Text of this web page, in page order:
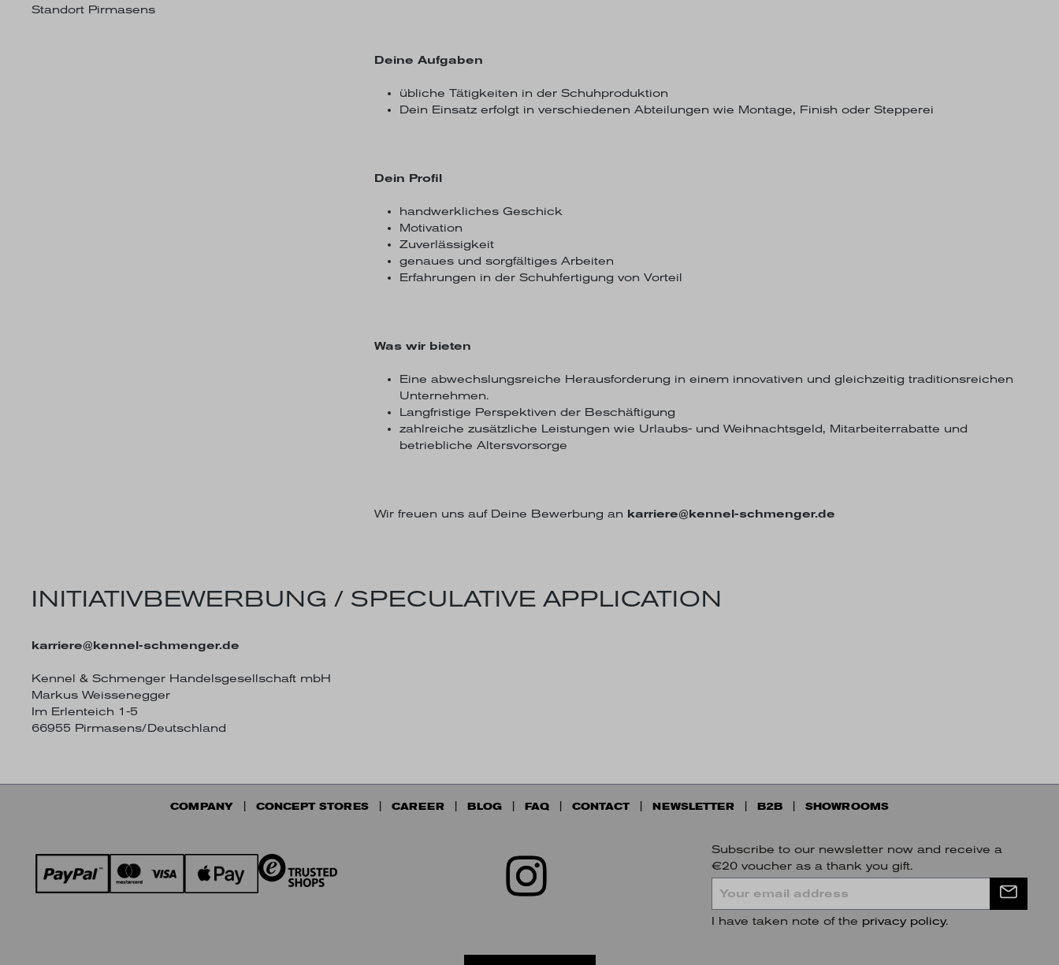
Standort Pirmasens
Deine Aufgaben
übliche Tätigkeiten in der Schuhproduktion
Dein Einsatz erfolgt in verschiedenen Abteilungen wie Montage, Finish oder Stepperei
Dein Profil
handwerkliches Geschick
Motivation
Zuverlässigkeit
genaues und sorgfältiges Arbeiten
Erfahrungen in der Schuhfertigung von Vorteil
Was wir bieten
Eine abwechslungsreiche Herausforderung in einem innovativen und gleichzeitig traditionsreichen
Unternehmen.
Langfristige Perspektiven der Beschäftigung
zahlreiche zusätzliche Leistungen wie Urlaubs- und Weihnachtsgeld, Mitarbeiterrabatte und
betriebliche Altersvorsorge
Wir freuen uns auf Deine Bewerbung an karriere@kennel-schmenger.de
INITIATIVBEWERBUNG / SPECULATIVE APPLICATION
karriere@kennel-schmenger.de
Kennel & Schmenger Handelsgesellschaft mbH
Markus Weissenegger
Im Erlenteich 1-5
66955 Pirmasens/Deutschland
COMPANY CONCEPT STORES CAREER BLOG FAQ CONTACT NEWSLETTER B2B SHOWROOMS
Subscribe to our newsletter now and receive a
€20 voucher as a thank you gift.
I have taken note of the privacy policy.